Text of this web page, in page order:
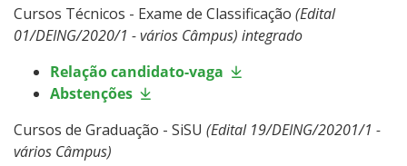
Cursos Técnicos - Exame de Classificação (Edital
01/DEING/2020/1 - vários Câmpus) integrado
Relação candidato-vaga
Abstenções
Cursos de Graduação - SiSU (Edital 19/DEING/20201/1 -
vários Câmpus)